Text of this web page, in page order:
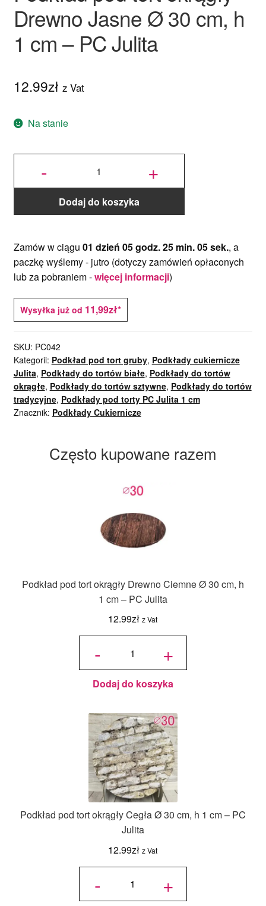
Drewno Jasne Ø 30 cm, h
1 cm – PC Julita
12.99zł z Vat
Na stanie
-
ilość
okrągły
Drewno
Jasne Ø
30 cm, h
1 cm -
+
Dodaj do koszyka
Zamów w ciągu 01 dzień 05 godz. 25 min. 05 sek., a
paczkę wyślemy - jutro(dotyczy zamówień opłaconych
lub za pobraniem -więcej informacji)
Wysyłka już od 11,99zł*
SKU: PC042
Kategorii: Podkład pod tort gruby, Podkłady cukiernicze
Julita, Podkłady do tortów białe, Podkłady do tortów
okrągłe, Podkłady do tortów sztywne, Podkłady do tortów
tradycyjne, Podkłady pod torty PC Julita 1 cm
Znacznik: Podkłady Cukiernicze
Często kupowane razem
Podkład pod tort okrągły Drewno Ciemne Ø 30 cm, h
1 cm – PC Julita
12.99zł z Vat
-
ilość
okrągły
Drewno
Ciemne
Ø 30
cm, h 1
Julita
+
Dodaj do koszyka
Podkład pod tort okrągły Cegła Ø 30 cm, h 1 cm – PC
Julita
12.99zł z Vat
-
ilość
okrągły
Cegła Ø
30 cm, h
1 cm -
PC
+